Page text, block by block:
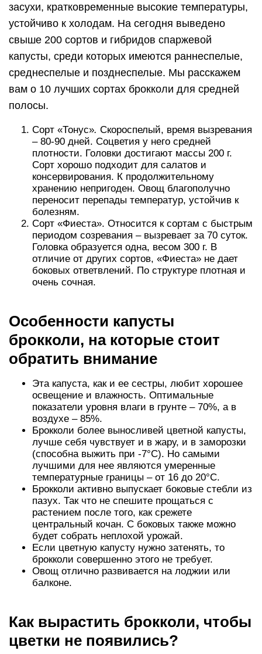
засухи, кратковременные высокие температуры,
устойчиво к холодам. На сегодня выведено
свыше 200 сортов и гибридов спаржевой
капусты, среди которых имеются раннеспелые,
среднеспелые и позднеспелые. Мы расскажем
вам о 10 лучших сортах брокколи для средней
полосы.
Сорт «Тонус». Скороспелый, время вызревания
– 80-90 дней. Соцветия у него средней
плотности. Головки достигают массы 200 г.
Сорт хорошо подходит для салатов и
консервирования. К продолжительному
хранению непригоден. Овощ благополучно
переносит перепады температур, устойчив к
болезням.
Сорт «Фиеста». Относится к сортам с быстрым
периодом созревания – вызревает за 70 суток.
Головка образуется одна, весом 300 г. В
отличие от других сортов, «Фиеста» не дает
боковых ответвлений. По структуре плотная и
очень сочная.
Особенности капусты
брокколи, на которые стоит
обратить внимание
Эта капуста, как и ее сестры, любит хорошее
освещение и влажность. Оптимальные
показатели уровня влаги в грунте – 70%, а в
воздухе – 85%.
Брокколи более выносливей цветной капусты,
лучше себя чувствует и в жару, и в заморозки
(способна выжить при -7°С). Но самыми
лучшими для нее являются умеренные
температурные границы – от 16 до 20°С.
Брокколи активно выпускает боковые стебли из
пазух. Так что не спешите прощаться с
растением после того, как срежете
центральный кочан. С боковых также можно
будет собрать неплохой урожай.
Если цветную капусту нужно затенять, то
брокколи совершенно этого не требует.
Овощ отлично развивается на лоджии или
балконе.
Как вырастить брокколи, чтобы
цветки не появились?